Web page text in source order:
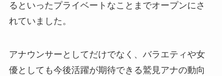
るといったプライベートなことまでオープンにさ
れていました。
アナウンサーとしてだけでなく、バラエティや女
優としても今後活躍が期待できる鷲見アナの動向